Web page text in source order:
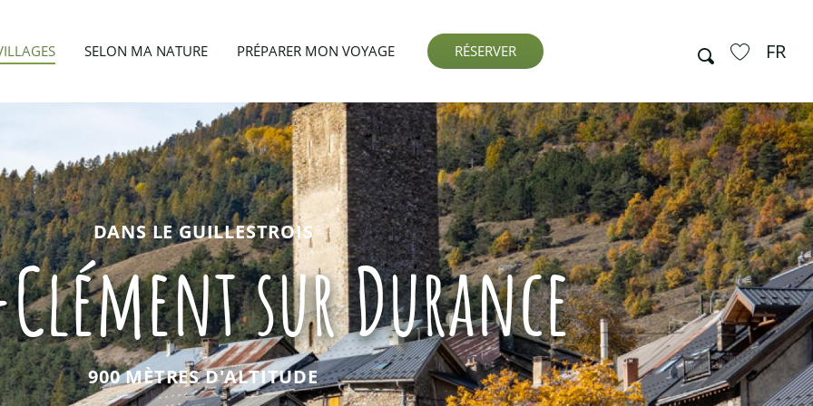
Recherche FR
SELON MA NATURE PRÉPARER MON VOYAGE RÉSERVER
DANS LE GUILLESTROIS
sur Durance
900 MÈTRES D'ALTITUDE